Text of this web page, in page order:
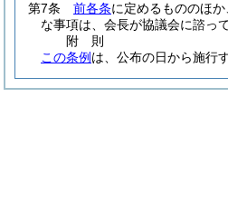
第7条
前各条に定めるもののほ
な事項は、会長が協議会に諮っ
附 則
この条例 は、公布の日から施行す